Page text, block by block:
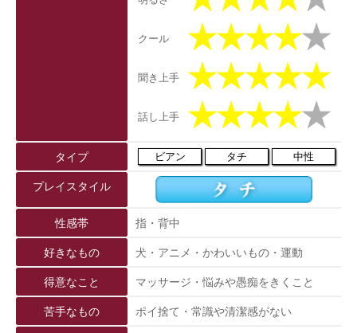
クール
聞き上手
話し上手
タイプ ビアン タチ 中性
プレイスタイル
性感帯 指・背中
好きなもの 犬・アニメ・かわいいもの・運動
得意なこと マッサージ・悩みや愚痴をきくこと
苦手なもの ポイ捨て・常識や清潔感がない